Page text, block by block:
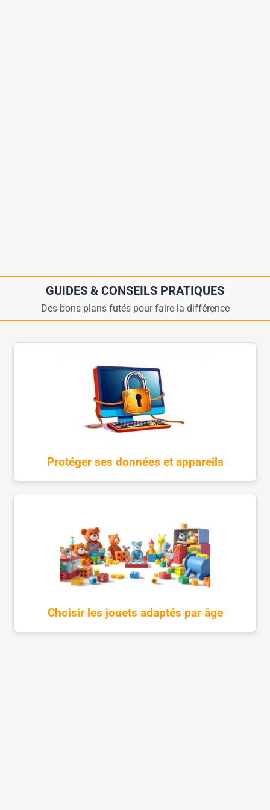
GUIDES & CONSEILS PRATIQUES
Des bons plans futés pour faire la différence
Protéger ses données et appareils
Choisir les jouets adaptés par âge